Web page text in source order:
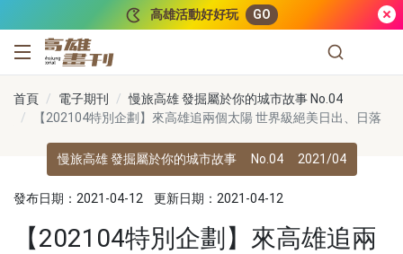
高雄活動好好玩 GO
高雄畫刊
首頁 電子期刊
慢旅高雄 發掘屬於你的城市故事 No.04
【202104特別企劃】來高雄追兩個太陽 世界級絕美日出、日落
慢旅高雄 發掘屬於你的城市故事 No.04 2021/04
發布日期：2021-04-12 更新日期：2021-04-12
【202104特別企劃】來高雄追兩